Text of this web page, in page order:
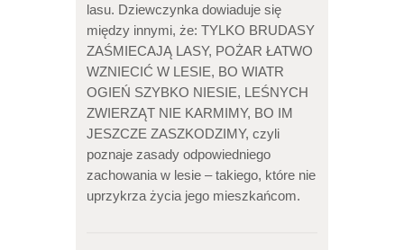
lasu. Dziewczynka dowiaduje się
między innymi, że: TYLKO BRUDASY
ZAŚMIECAJĄ LASY, POŻAR ŁATWO
WZNIECIĆ W LESIE, BO WIATR
OGIEŃ SZYBKO NIESIE, LEŚNYCH
ZWIERZĄT NIE KARMIMY, BO IM
JESZCZE ZASZKODZIMY, czyli
poznaje zasady odpowiedniego
zachowania w lesie – takiego, które nie
uprzykrza życia jego mieszkańcom.